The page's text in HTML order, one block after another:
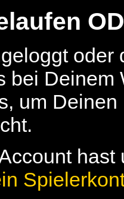
bei
um